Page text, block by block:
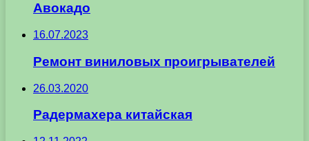
Авокадо
16.07.2023
Ремонт виниловых проигрывателей
26.03.2020
Радермахера китайская